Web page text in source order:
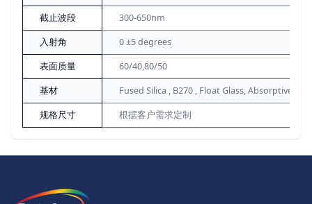
截止波段 300-650nm
入射角 0 ±5 degrees
表面质量 60/40,80/50
基材 Fused Silica , B270 , Float Glass, Absorptive
规格尺寸 根据客户需求定制